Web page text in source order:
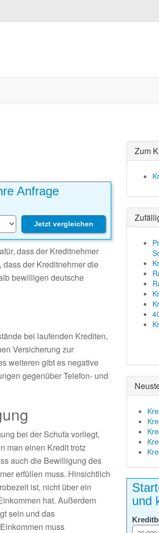
Anfrage
Jetzt vergleichen
dass der Kreditnehmer
der Kreditnehmer die
bewilligen deutsche
bei laufenden Krediten,
Versicherung zur
weiteren gibt es negative
gegenüber Telefon- und
bei der Schufa vorliegt,
man einen Kredit trotz
auch die Bewilligung des
erfüllen muss. Hinsichtlich
ist, nicht über ein
hat. Außerdem
sein und das
muss
Zum
und